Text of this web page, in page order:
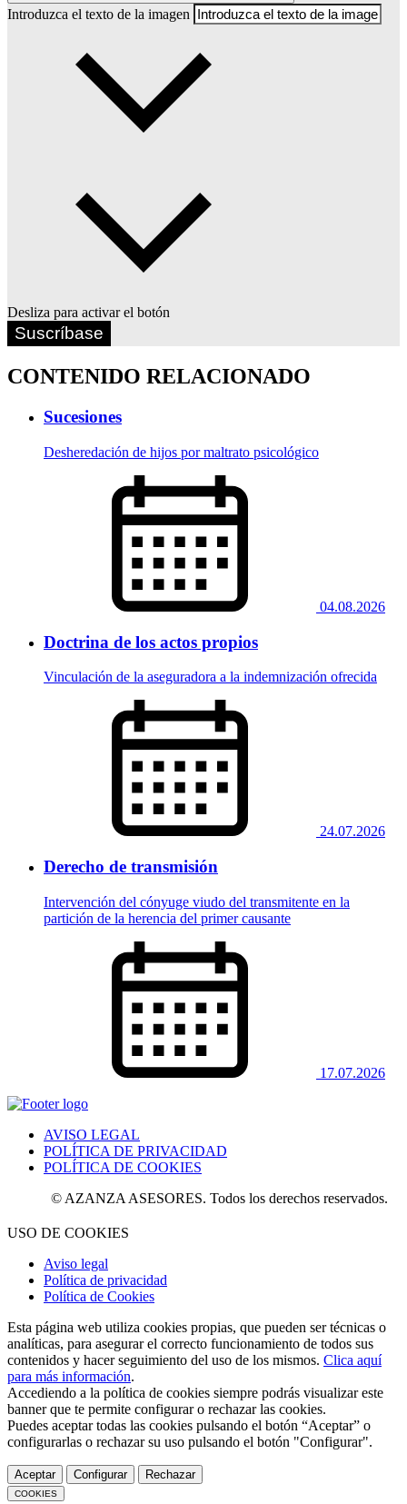
Introduzca el texto de la imagen
Desliza para activar el botón
Suscríbase
CONTENIDO RELACIONADO
Sucesiones
Desheredación de hijos por maltrato psicológico
04.08.2026
Doctrina de los actos propios
Vinculación de la aseguradora a la indemnización ofrecida
24.07.2026
Derecho de transmisión
Intervención del cónyuge viudo del transmitente en la
partición de la herencia del primer causante
17.07.2026
AVISO LEGAL
POLÍTICA DE PRIVACIDAD
POLÍTICA DE COOKIES
© AZANZA ASESORES. Todos los derechos reservados.
USO DE COOKIES
Aviso legal
Política de privacidad
Política de Cookies
Esta página web utiliza cookies propias, que pueden ser técnicas o
analíticas, para asegurar el correcto funcionamiento de todos sus
contenidos y hacer seguimiento del uso de los mismos. Clica aquí
para más información.
Accediendo a la política de cookies siempre podrás visualizar este
banner que te permite configurar o rechazar las cookies.
Puedes aceptar todas las cookies pulsando el botón “Aceptar” o
configurarlas o rechazar su uso pulsando el botón "Configurar".
Aceptar Configurar Rechazar
COOKIES